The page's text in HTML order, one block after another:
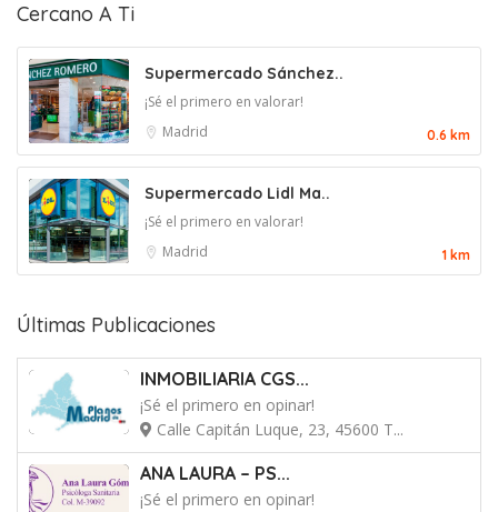
Cercano A Ti
Supermercado Sánchez..
¡Sé el primero en valorar!
Madrid
0.6 km
Supermercado Lidl Ma..
¡Sé el primero en valorar!
Madrid
1 km
Últimas Publicaciones
INMOBILIARIA CGS...
¡Sé el primero en opinar!
Calle Capitán Luque, 23, 45600 T...
ANA LAURA – PS...
¡Sé el primero en opinar!